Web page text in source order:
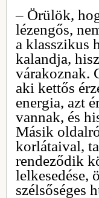
– Örülök,
lézengős,
a klasszikus
kalandja,
várakoznak.
aki kettős
energia, azt
vannak, és
Másik
korlátaival,
rendeződik
lelkesedése,
szélsőséges